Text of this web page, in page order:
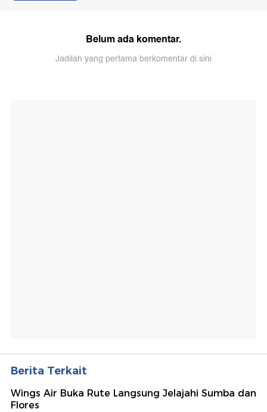
Belum ada komentar.
Jadilah yang pertama berkomentar di sini
Berita Terkait
Wings Air Buka Rute Langsung Jelajahi Sumba dan
Flores